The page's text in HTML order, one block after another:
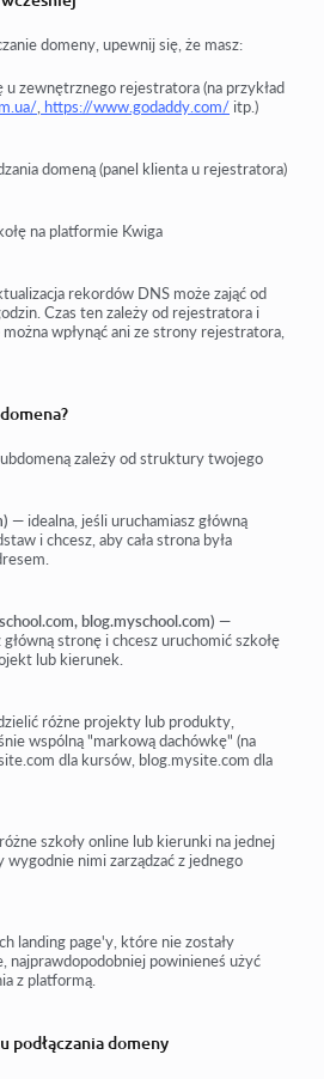
domeny, upewnij się, że masz:
zewnętrznego rejestratora (na przykład
https://www.godaddy.com/ itp.)
domeną (panel klienta u rejestratora)
na platformie Kwiga
rekordów DNS może zająć od
Czas ten zależy od rejestratora i
wpłynąć ani ze strony rejestratora,
zależy od struktury twojego
— idealna, jeśli uruchamiasz główną
i chcesz, aby cała strona była
blog.myschool.com) —
stronę i chcesz uruchomić szkołę
lub kierunek.
różne projekty lub produkty,
wspólną "markową dachówkę" (na
dla kursów, blog.mysite.com dla
szkoły online lub kierunki na jednej
wygodnie nimi zarządzać z jednego
landing page'y, które nie zostały
najprawdopodobniej powinieneś użyć
z platformą.
podłączania domeny